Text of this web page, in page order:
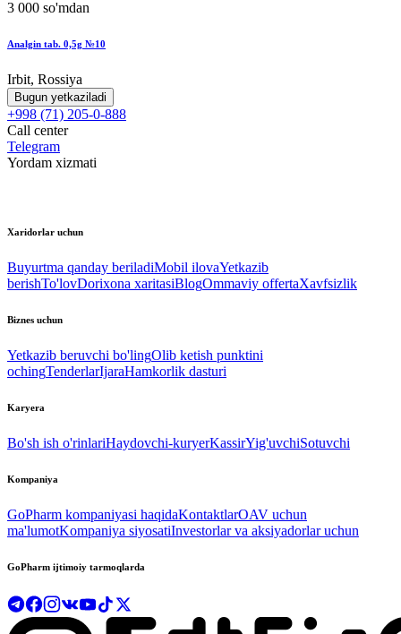
3 000 so'mdan
Analgin tab. 0,5g №10
Irbit, Rossiya
Bugun yetkaziladi
+998 (71) 205-0-888
Call center
Telegram
Yordam xizmati
Xaridorlar uchun
Buyurtma qanday beriladiMobil ilovaYetkazib
berishTo'lovDorixona xaritasiBlogOmmaviy offertaXavfsizlik
Biznes uchun
Yetkazib beruvchi bo'lingOlib ketish punktini
ochingTenderlarIjaraHamkorlik dasturi
Karyera
Bo'sh ish o'rinlariHaydovchi-kuryerKassirYig'uvchiSotuvchi
Kompaniya
GoPharm kompaniyasi haqidaKontaktlarOAV uchun
ma'lumotKompaniya siyosatiInvestorlar va aksiyadorlar uchun
GoPharm ijtimoiy tarmoqlarda